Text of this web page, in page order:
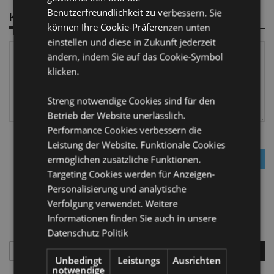
Kommentar(e)Benutzerfreundlichkeit zu verbessern. Sie
können Ihre Cookie-Präferenzen unten
einstellen und diese in Zukunft jederzeit
ändern, indem Sie auf das Cookie-Symbol
klicken.
Streng notwendige Cookies sind für den
Betrieb der Website unerlässlich.
Performance Cookies verbessern die
Leistung der Website. Funktionale Cookies
ermöglichen zusätzliche Funktionen.
Targeting Cookies werden für Anzeigen-
Personalisierung und analytische
Verfolgung verwendet. Weitere
Informationen finden Sie auch in unsere
Datenschutz Politik
Unbedingt
notwendige
Leistungs Ausrichten